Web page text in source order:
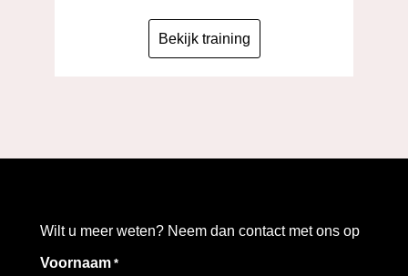
Bekijk training
Wilt u meer weten? Neem dan contact met ons op
Voornaam *